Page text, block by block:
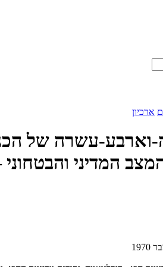
ארכיון
המדיני והבטחוני